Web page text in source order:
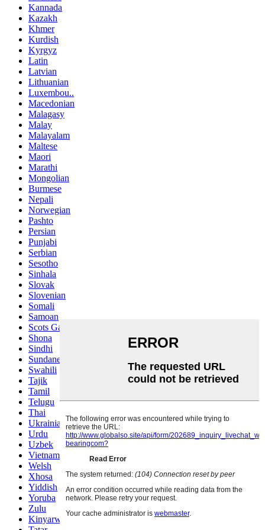
Kannada
Kazakh
Khmer
Kurdish
Kyrgyz
Latin
Latvian
Lithuanian
Luxembou..
Macedonian
Malagasy
Malay
Malayalam
Maltese
Maori
Marathi
Mongolian
Burmese
Nepali
Norwegian
Pashto
Persian
Punjabi
Serbian
Sesotho
Sinhala
Slovak
Slovenian
Somali
Samoan
Scots Gaelic
Shona
Sindhi
Sundanese
Swahili
Tajik
Tamil
Telugu
Thai
Ukrainian
Urdu
Uzbek
Vietnamese
Welsh
Xhosa
Yiddish
Yoruba
Zulu
Kinyarwanda